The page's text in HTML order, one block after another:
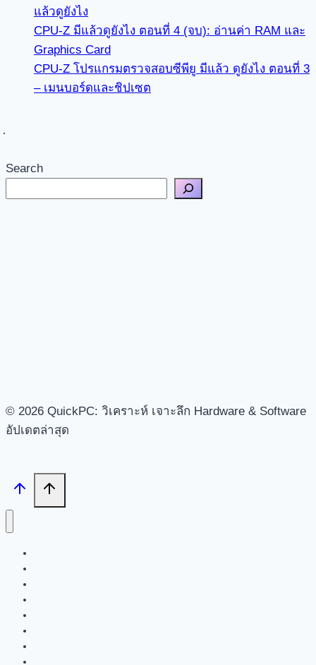
แล้วดูยังไง
CPU-Z มีแล้วดูยังไง ตอนที่ 4 (จบ): อ่านค่า RAM และ
Graphics Card
CPU-Z โปรแกรมตรวจสอบซีพียู มีแล้ว ดูยังไง ตอนที่ 3
– เมนบอร์ดและชิปเซต
Search
© 2026 QuickPC: วิเคราะห์ เจาะลึก Hardware & Software
อัปเดตล่าสุด